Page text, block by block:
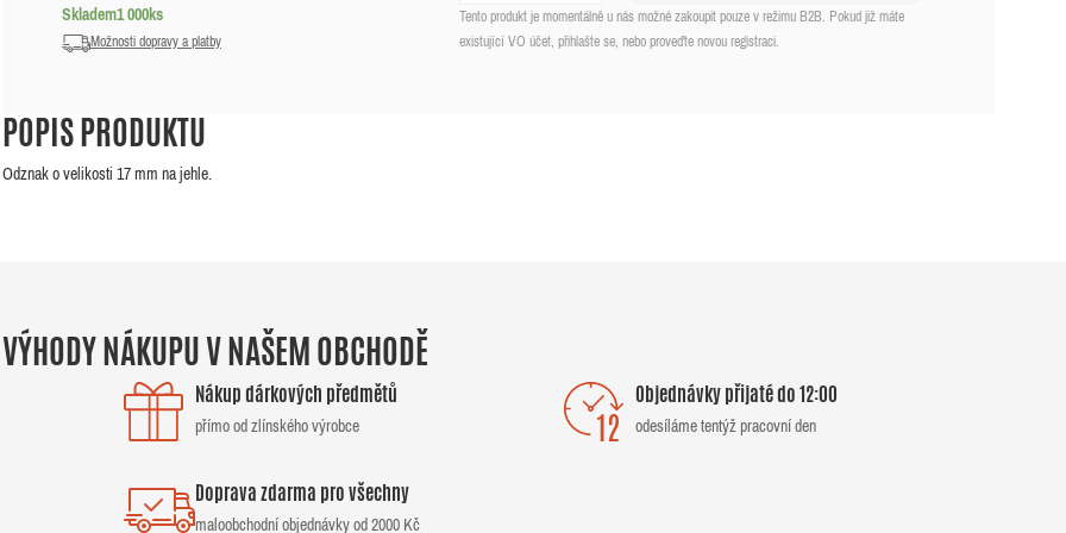
Skladem1 000ks
Možnosti dopravy a platby
Tento produkt je momentálně u nás možné zakoupit pouze v režimu B2B. Pokud již máte
existující VO účet, přihlašte se, nebo proveďte novou registraci.
POPIS PRODUKTU
Odznak o velikosti 17 mm na jehle.
VÝHODY NÁKUPU V NAŠEM OBCHODĚ
Nákup dárkových předmětů
přímo od zlínského výrobce
Objednávky přijaté do 12:00
odesíláme tentýž pracovní den
Doprava zdarma pro všechny
maloobchodní objednávky od 2000 Kč